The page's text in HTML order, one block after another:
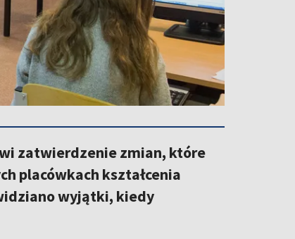
zatwierdzenie zmian, które
placówkach kształcenia
wyjątki, kiedy